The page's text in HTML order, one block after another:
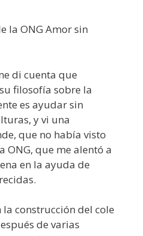
la ONG Amor sin
di cuenta que
filosofía sobre la
es ayudar sin
y vi una
que no había visto
ONG, que me alentó a
en la ayuda de
construcción del cole
de varias